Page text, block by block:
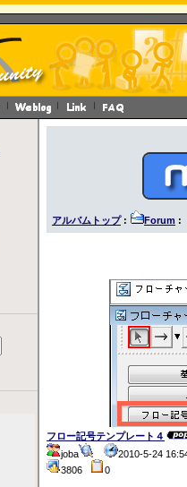
アルバムトップ: Forum :
フロー記号テンプレート４
joba
2010-5-24
3806
0